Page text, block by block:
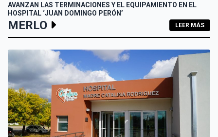
AVANZAN LAS TERMINACIONES Y EL EQUIPAMIENTO EN EL
HOSPITAL ‘JUAN DOMINGO PERÓN’
MERLO LEER MÁS